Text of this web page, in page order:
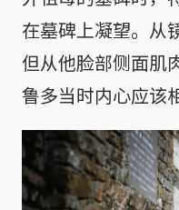
在墓碑上凝望。从
但从他脸部侧面肌
鲁多当时内心应该